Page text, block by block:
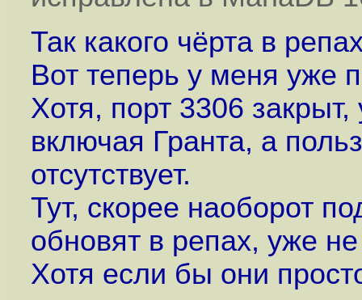
Так какого чёрта в
Вот теперь у меня уже
Хотя, порт 3306
включая Гранта, а
отсутствует.
Тут, скорее наоборот
обновят в репах, уже не
Хотя если бы они